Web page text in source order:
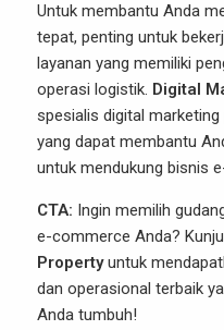
Untuk membantu Anda
tepat, penting untuk
layanan yang memiliki
operasi logistik. Digital
spesialis digital
yang dapat membantu
untuk mendukung bisnis
CTA: Ingin memilih
e-commerce Anda?
Propertyuntuk
dan operasional terbaik
Anda tumbuh!